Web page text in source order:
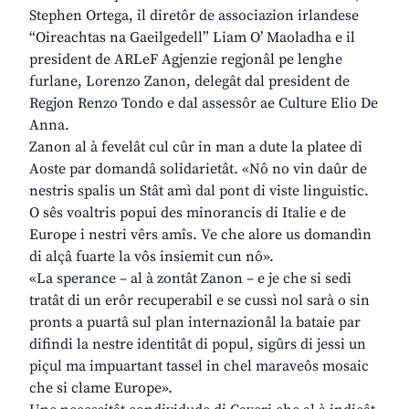
Stephen Ortega, il diretôr de associazion irlandese
“Oireachtas na Gaeilgedell” Liam O’ Maoladha e il
president de ARLeF Agjenzie regjonâl pe lenghe
furlane, Lorenzo Zanon, delegât dal president de
Regjon Renzo Tondo e dal assessôr ae Culture Elio De
Anna.
Zanon al à fevelât cul cûr in man a dute la platee di
Aoste par domandâ solidarietât. «Nô no vin daûr de
nestris spalis un Stât amì dal pont di viste linguistic.
O sês voaltris popui des minorancis di Italie e de
Europe i nestri vêrs amîs. Ve che alore us domandìn
di alçâ fuarte la vôs insiemit cun nô».
«La sperance – al à zontât Zanon – e je che si sedi
tratât di un erôr recuperabil e se cussì nol sarà o sin
pronts a puartâ sul plan internazionâl la bataie par
difindi la nestre identitât di popul, sigûrs di jessi un
piçul ma impuartant tassel in chel maraveôs mosaic
che si clame Europe».